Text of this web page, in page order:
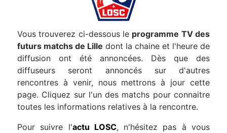
Vous trouverez ci-dessous le programme TV des
futurs matchs de Lille dont la chaine et l'heure de
diffusion ont été annoncées. Dès que des
diffuseurs seront annoncés sur d'autres
rencontres à venir, nous mettrons à jour cette
page. Cliquez sur l'un des matchs pour connaitre
toutes les informations relatives à la rencontre.
Pour suivre l'actu LOSC, n'hésitez pas à vous